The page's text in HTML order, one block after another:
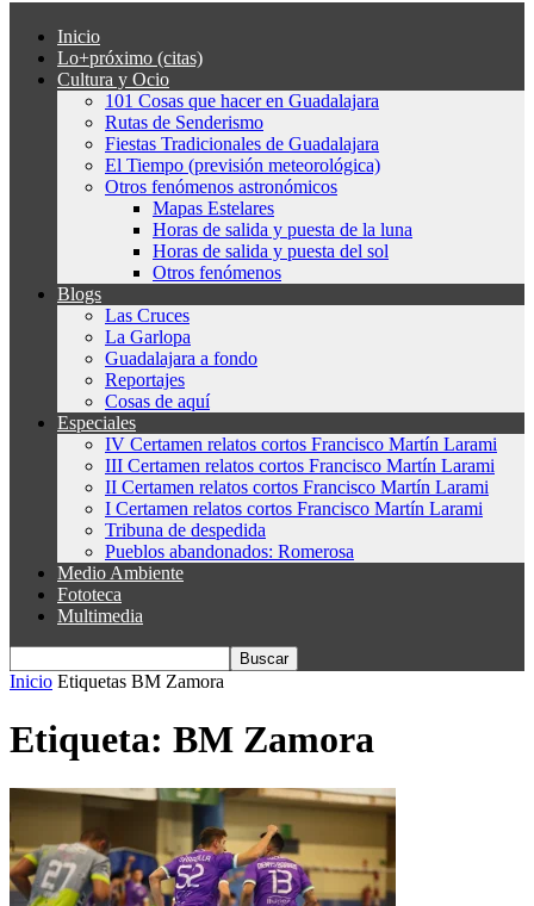
Inicio
Lo+próximo (citas)
Cultura y Ocio
101 Cosas que hacer en Guadalajara
Rutas de Senderismo
Fiestas Tradicionales de Guadalajara
El Tiempo (previsión meteorológica)
Otros fenómenos astronómicos
Mapas Estelares
Horas de salida y puesta de la luna
Horas de salida y puesta del sol
Otros fenómenos
Blogs
Las Cruces
La Garlopa
Guadalajara a fondo
Reportajes
Cosas de aquí
Especiales
IV Certamen relatos cortos Francisco Martín Larami
III Certamen relatos cortos Francisco Martín Larami
II Certamen relatos cortos Francisco Martín Larami
I Certamen relatos cortos Francisco Martín Larami
Tribuna de despedida
Pueblos abandonados: Romerosa
Medio Ambiente
Fototeca
Multimedia
Inicio Etiquetas BM Zamora
Etiqueta: BM Zamora